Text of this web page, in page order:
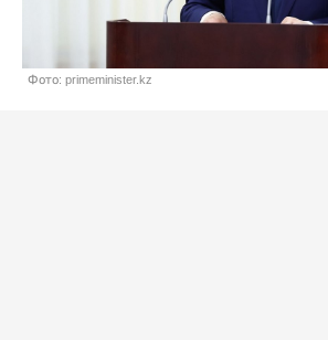
Фото: primeminister.kz